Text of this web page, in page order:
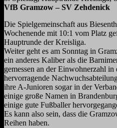
VfB Gramzow – SV Zehdenick
Die Spielgemeinschaft aus
Wochenende mit 10:1 vom Platz
Hauptrunde der Kreisliga.
Weiter geht es am Sonntag in
ein anderes Kaliber als die
gemessen an der Einwohnerzahl
hervorragende
ihre A-Junioren sogar in der
einige große Namen in
einige gute Fußballer
Es kann also sein, dass die
Reihen haben.